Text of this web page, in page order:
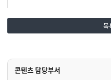
목
콘텐츠 담당부서